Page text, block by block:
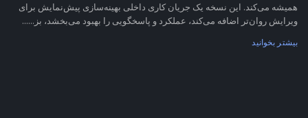
همیشه می‌کند. این نسخه یک جریان کاری داخلی بهینه‌سازی پیش‌نمایش برای
ویرایش روان‌تر اضافه می‌کند، عملکرد و پاسخگویی را بهبود می‌بخشد، بز......
بیشتر بخوانید